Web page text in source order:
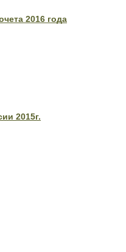
2016 года
2015г.